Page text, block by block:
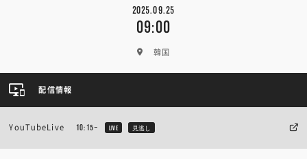
2025.09.25
09:00
韓国
配信情報
YouTubeLive 10:15~ LIVE 見逃し